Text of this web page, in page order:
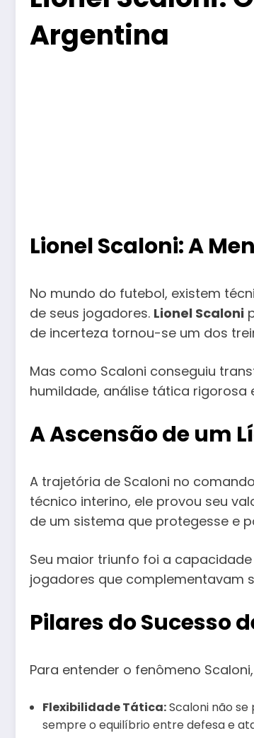
Argentina
Lionel Scaloni: A
No mundo do futebol, existem
de seus jogadores. Lionel Scaloni
de incerteza tornou-se um dos
Mas como Scaloni conseguiu
humildade, análise tática
A Ascensão de um
A trajetória de Scaloni no
técnico interino, ele provou seu
de um sistema que protegesse e
Seu maior triunfo foi a
jogadores que complementavam
Pilares do Sucesso
Para entender o fenômeno
Flexibilidade Tática:Scaloni não
sempre o equilíbrio entre defesa e